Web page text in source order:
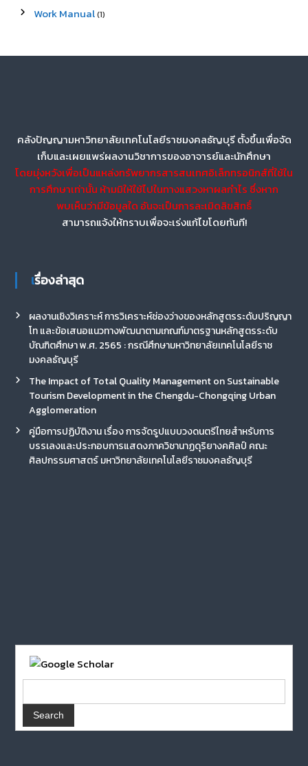
Work Manual(1)
คลังปัญญามหาวิทยาลัยเทคโนโลยีราชมงคลธัญบุรี ตั้งขึ้นเพื่อจัด
เก็บและเผยแพร่ผลงานวิชาการของอาจารย์และนักศึกษา
โดยมุ่งหวังเพื่อเป็นแหล่งทรัพยากรสารสนเทศอิเล็กทรอนิกส์ที่ใช้ใน
การศึกษาเท่านั้น ห้ามมิให้ใช้ไปในทางแสวงหาผลกำไร ซึ่งหาก
พบเห็นว่ามีข้อมูลใด อันจะเป็นการละเมิดลิขสิทธิ์
สามารถแจ้งให้ทราบเพื่อจะเร่งแก้ไขโดยทันที!
เรื่องล่าสุด
ผลงานเชิงวิเคราะห์ การวิเคราะห์ช่องว่างของหลักสูตรระดับปริญญา
โท และข้อเสนอแนวทางพัฒนาตามเกณฑ์มาตรฐานหลักสูตรระดับ
บัณฑิตศึกษา พ.ศ. 2565 : กรณีศึกษามหาวิทยาลัยเทคโนโลยีราช
มงคลธัญบุรี
The Impact of Total Quality Management on Sustainable
Tourism Development in the Chengdu-Chongqing Urban
Agglomeration
คู่มือการปฏิบัติงาน เรื่อง การจัดรูปแบบวงดนตรีไทยสำหรับการ
บรรเลงและประกอบการแสดงภาควิชานาฏดุริยางคศิลป์ คณะ
ศิลปกรรมศาสตร์ มหาวิทยาลัยเทคโนโลยีราชมงคลธัญบุรี